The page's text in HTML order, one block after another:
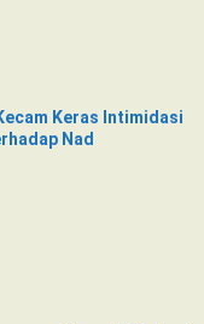
Keras Intimidasi
Nad